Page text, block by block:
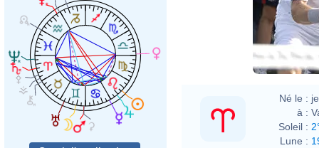
Né le :
à :
Soleil :
Lune :